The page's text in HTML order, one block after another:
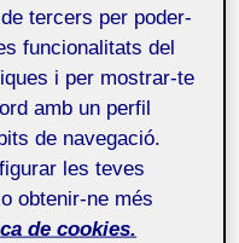
allò a què
synthetic
How Computers
in the generative
2026
Imagine Humans?
tercers per poder-
funcionalitats del
i per mostrar-te
amb un perfil
de navegació.
les teves
obtenir-ne més
de cookies.